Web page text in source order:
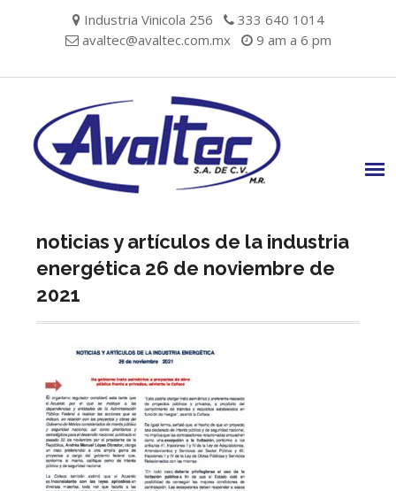
Industria Vinicola 256
333 640 1014
avaltec@avaltec.com.mx
9 am a 6 pm
noticias y artículos de la industria
energética 26 de noviembre de
2021